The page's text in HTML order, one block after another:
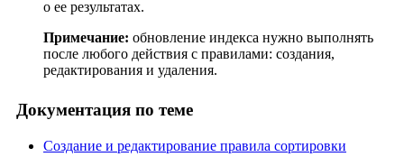
о ее результатах.
Примечание: обновление индекса нужно выполнять
после любого действия с правилами: создания,
редактирования и удаления.
Документация по теме
Создание и редактирование правила сортировки